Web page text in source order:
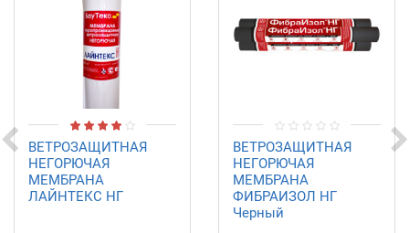
ВЕТРОЗАЩИТНАЯ
НЕГОРЮЧАЯ
МЕМБРАНА
ЛАЙНТЕКС НГ
ВЕТРОЗАЩИТНАЯ
НЕГОРЮЧАЯ
МЕМБРАНА
ФИБРАИЗОЛ НГ
Черный